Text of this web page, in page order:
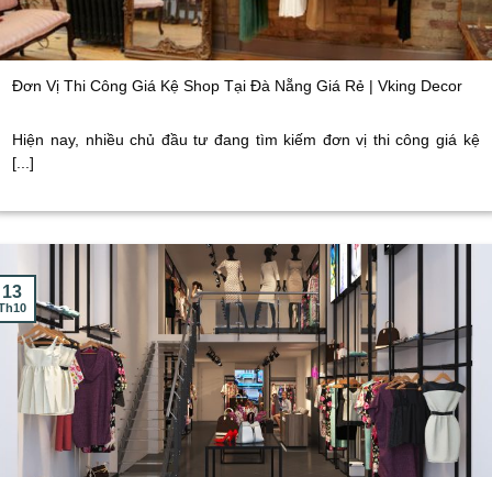
Đơn Vị Thi Công Giá Kệ Shop Tại Đà Nẵng Giá Rẻ | Vking Decor
Hiện nay, nhiều chủ đầu tư đang tìm kiếm đơn vị thi công giá kệ
[...]
13